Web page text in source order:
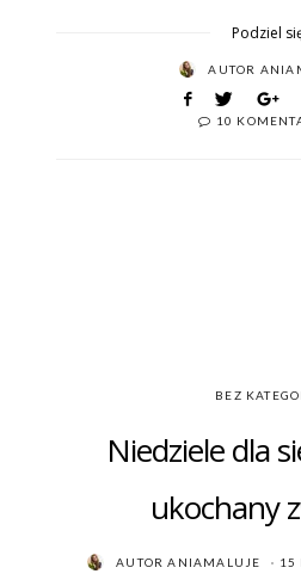
Podziel
AUTOR
10
BEZ
Niedziele dla
ukochany
AUTORANIAMALUJE 15